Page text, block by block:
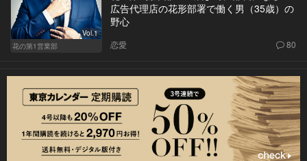
Vol.1
花の第1営業部
広告代理店の花形部署で働く男（35歳）の
野心
恋愛 80